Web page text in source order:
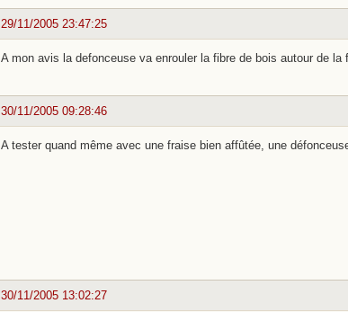
29/11/2005 23:47:25
A mon avis la defonceuse va enrouler la fibre de bois autour de la
30/11/2005 09:28:46
A tester quand même avec une fraise bien affûtée, une
30/11/2005 13:02:27